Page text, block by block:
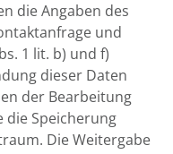
die Angaben des
und
1 lit. b) und f)
dieser Daten
der Bearbeitung
die Speicherung
Die Weitergabe